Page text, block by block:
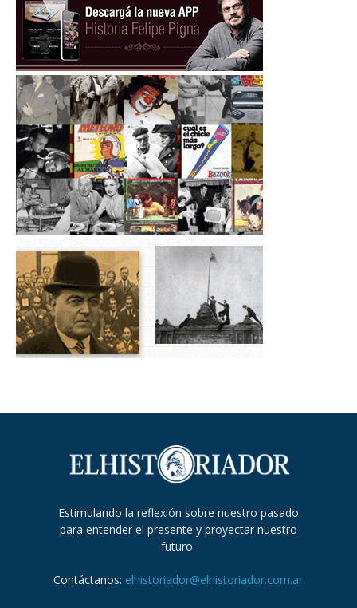
Estimulando la reflexión sobre nuestro pasado
para entender el presente y proyectar nuestro
futuro.
Contáctanos: elhistoriador@elhistoriador.com.ar